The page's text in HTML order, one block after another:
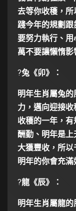
去等你收穫，
踐今年的規劃
要努力執行、
萬不要讓懶惰影
?兔《卯》：
明年生肖屬兔
力，邁向迎接
收穫的一年，
酬勤、明年是
大獲豐收，所
明年的你會充滿
?龍《辰》：
明年生肖屬龍